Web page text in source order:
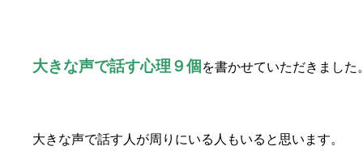
大きな声で話す心理 ９個 を書かせていただきました
大きな声で話す人が周りにいる人もいると思います。